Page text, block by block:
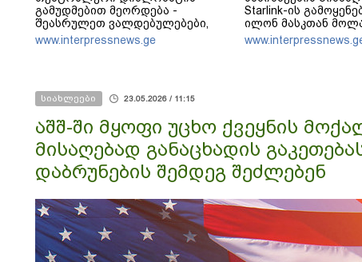
გამუდმებით მეორდება -
შეასრულეთ ვალდებულებები,
მეტი თეატრი არ გვჭირდება
www.interpressnews.ge
Starlink-ის
ილონ მასკთან
აწარმოებს
სიახლეები 23.05.2026 / 11:15
აშშ-ში მყოფი უცხო ქვეყნის
მისაღებად განაცხადის
დაბრუნების შემდეგ შეძლებენ